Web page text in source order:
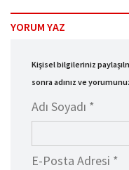
YORUM YAZ
Kişisel bilgileriniz
sonra adınız ve
Adı Soyadı *
E-Posta Adresi *